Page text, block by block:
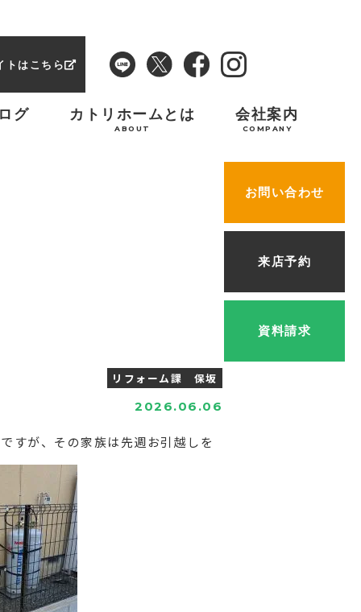
トはこちら
グ カトリホームとは
ABOUT
会社案内
COMPANY
お問い合わせ
来店予約
資料請求
リフォーム課 保坂
2026.06.06
すが、その家族は先週お引越しを